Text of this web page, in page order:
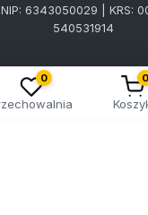
6343050029 | KRS:
540531914
0 0